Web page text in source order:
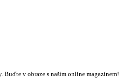
v obraze s naším online magazínem!